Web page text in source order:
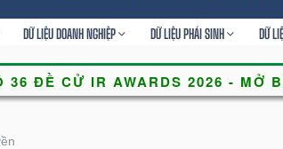
DỮ LIỆU DOANH NGHIỆP DỮ LIỆU PHÁI SINH DỮ